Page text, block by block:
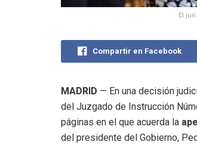
El
Compartir en Facebook
MADRID — En una decisión
del Juzgado de Instrucción
páginas en el que acuerda la
del presidente del Gobierno,